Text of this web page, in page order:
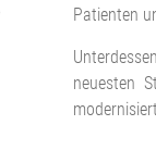
Patienten
neuesten